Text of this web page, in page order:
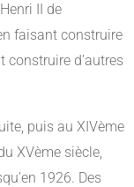
II de
faisant construire
construire d’autres
puis au XIVème
XVème siècle,
1926. Des